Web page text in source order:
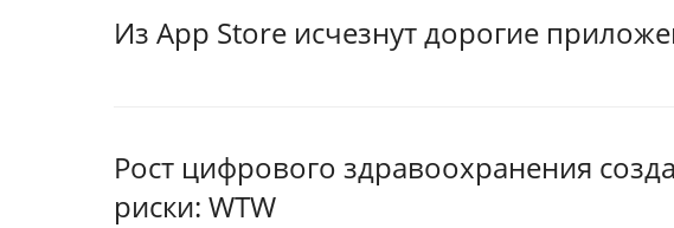
Из App Store исчезнут дорогие
Рост цифрового здравоохранения
риски: WTW